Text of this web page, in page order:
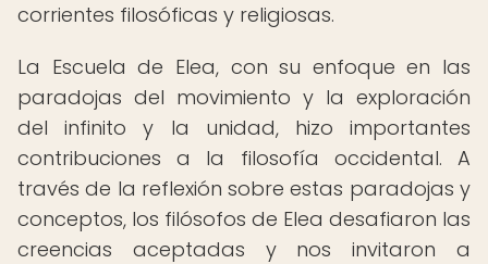
corrientes filosóficas y religiosas.
La Escuela de Elea, con su enfoque en las
paradojas del movimiento y la exploración
del infinito y la unidad, hizo importantes
contribuciones a la filosofía occidental. A
través de la reflexión sobre estas paradojas y
conceptos, los filósofos de Elea desafiaron las
creencias aceptadas y nos invitaron a